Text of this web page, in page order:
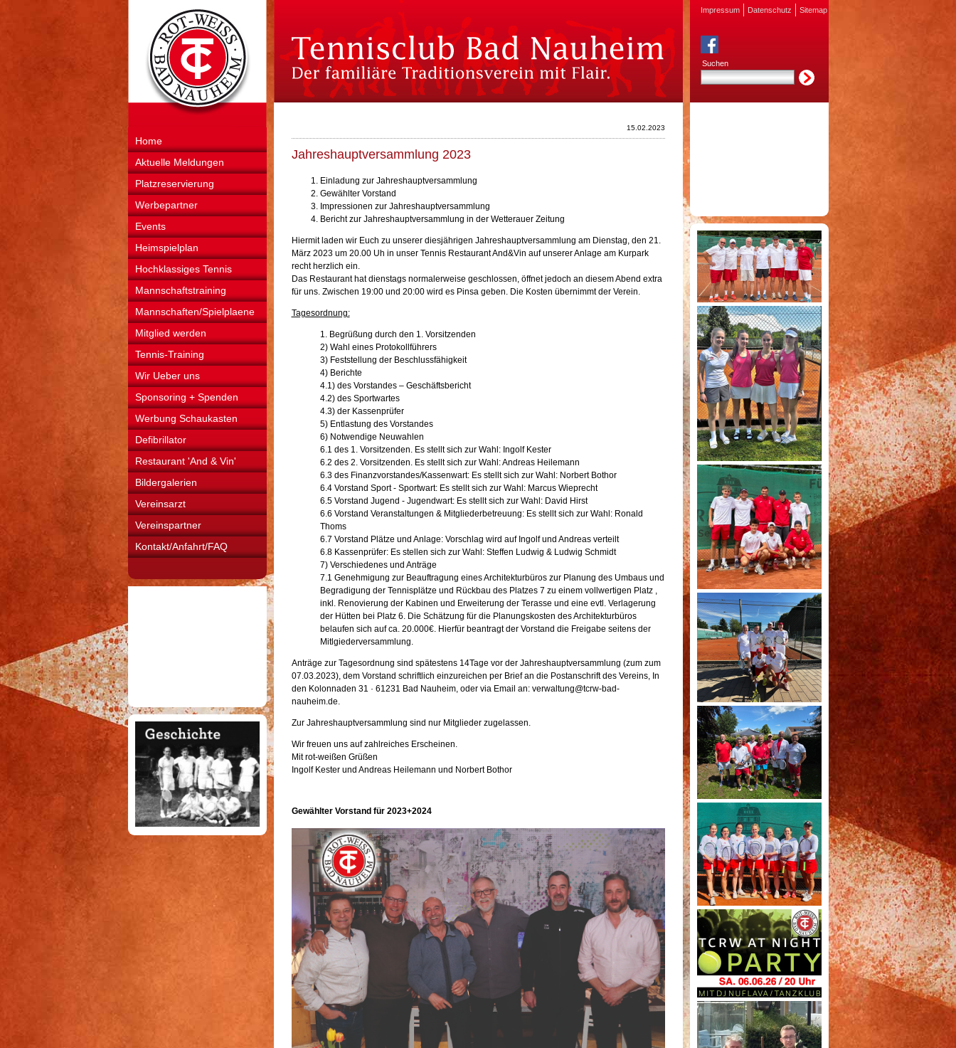
Home
Aktuelle Meldungen
Platzreservierung
Werbepartner
Events
Heimspielplan
Hochklassiges Tennis
Mannschaftstraining
Mannschaften/Spielplaene
Mitglied werden
Tennis-Training
Wir Ueber uns
Sponsoring + Spenden
Werbung Schaukasten
Defibrillator
Restaurant 'And & Vin'
Bildergalerien
Vereinsarzt
Vereinspartner
Kontakt/Anfahrt/FAQ
15.02.2023
Jahreshauptversammlung 2023
Einladung zur Jahreshauptversammlung
Gewählter Vorstand
Impressionen zur Jahreshauptversammlung
Bericht zur Jahreshauptversammlung in der Wetterauer Zeitung
Hiermit laden wir Euch zu unserer diesjährigen Jahreshauptversammlung am Dienstag, den 21.
März 2023 um 20.00 Uh in unser Tennis Restaurant And&Vin auf unserer Anlage am Kurpark
recht herzlich ein.
Das Restaurant hat dienstags normalerweise geschlossen, öffnet jedoch an diesem Abend extra
für uns. Zwischen 19:00 und 20:00 wird es Pinsa geben. Die Kosten übernimmt der Verein.
Tagesordnung:
1. Begrüßung durch den 1. Vorsitzenden
2) Wahl eines Protokollführers
3) Feststellung der Beschlussfähigkeit
4) Berichte
4.1) des Vorstandes – Geschäftsbericht
4.2) des Sportwartes
4.3) der Kassenprüfer
5) Entlastung des Vorstandes
6) Notwendige Neuwahlen
6.1 des 1. Vorsitzenden. Es stellt sich zur Wahl: Ingolf Kester
6.2 des 2. Vorsitzenden. Es stellt sich zur Wahl: Andreas Heilemann
6.3 des Finanzvorstandes/Kassenwart: Es stellt sich zur Wahl: Norbert Bothor
6.4 Vorstand Sport - Sportwart: Es stellt sich zur Wahl: Marcus Wieprecht
6.5 Vorstand Jugend - Jugendwart: Es stellt sich zur Wahl: David Hirst
6.6 Vorstand Veranstaltungen & Mitgliederbetreuung: Es stellt sich zur Wahl: Ronald
Thoms
6.7 Vorstand Plätze und Anlage: Vorschlag wird auf Ingolf und Andreas verteilt
6.8 Kassenprüfer: Es stellen sich zur Wahl: Steffen Ludwig & Ludwig Schmidt
7) Verschiedenes und Anträge
7.1 Genehmigung zur Beauftragung eines Architekturbüros zur Planung des Umbaus und
Begradigung der Tennisplätze und Rückbau des Platzes 7 zu einem vollwertigen Platz ,
inkl. Renovierung der Kabinen und Erweiterung der Terasse und eine evtl. Verlagerung
der Hütten bei Platz 6. Die Schätzung für die Planungskosten des Architekturbüros
belaufen sich auf ca. 20.000€. Hierfür beantragt der Vorstand die Freigabe seitens der
Mitlgiederversammlung.
Anträge zur Tagesordnung sind spätestens 14Tage vor der Jahreshauptversammlung (zum zum
07.03.2023), dem Vorstand schriftlich einzureichen per Brief an die Postanschrift des Vereins, In
den Kolonnaden 31 · 61231 Bad Nauheim, oder via Email an: verwaltung@tcrw-bad-
nauheim.de.
Zur Jahreshauptversammlung sind nur Mitglieder zugelassen.
Wir freuen uns auf zahlreiches Erscheinen.
Mit rot-weißen Grüßen
Ingolf Kester und Andreas Heilemann und Norbert Bothor
Gewählter Vorstand für 2023+2024
Impressum Datenschutz Sitemap
Suchen